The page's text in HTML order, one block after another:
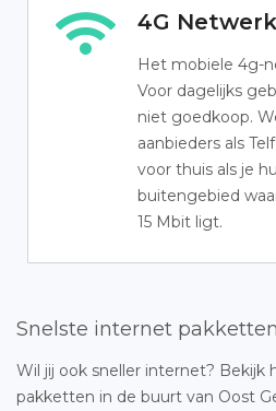
4G
Het mobiele 4g-
Voor dagelijks
niet goedkoop.
aanbieders als
voor thuis als je
buitengebied
15 Mbit ligt.
Snelste internet
Wil jij ook sneller internet? Bekijk
pakketten in de buurt van Oost